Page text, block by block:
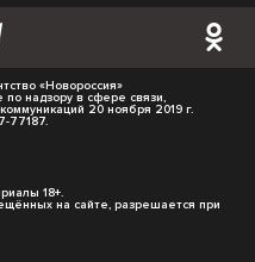
«Новороссия»
надзору в сфере связи,
20 ноября 2019 г.
77187.
18+.
на сайте, разрешается при